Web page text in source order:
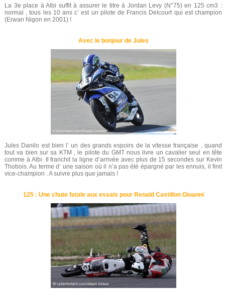
La 3e place à Albi suffit à assurer le titre à Jordan Levy (N°75) en 125 cm3 :
normal , tous les 10 ans c’ est un pilote de Francis Delcourt qui est champion
(Erwan Nigon en 2001) !
Avec le bonjour de Jules
Jules Danilo est bien l’ un des grands espoirs de la vitesse française , quand
tout va bien sur sa KTM , le pilote du GMT nous livre un cavalier seul en tête
comme à Albi. Il franchit la ligne d’arrivée avec plus de 15 secondes sur Kevin
Thobois. Au terme d’ une saison où il n’a pas été épargné par les ennuis, il finit
vice-champion . A suivre plus que jamais !
125 : Une chute fatale aux essais pour Renald Castillon Gioanni